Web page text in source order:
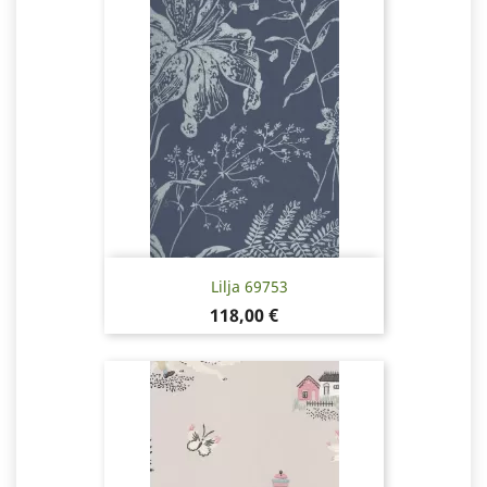
Lilja 69753
Pris
118,00 €